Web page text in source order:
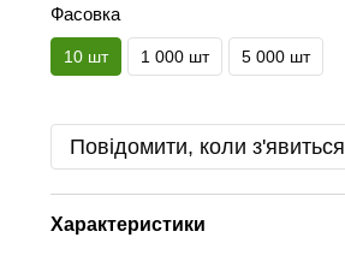
Фасовка
10 шт 1 000 шт 5 000 шт
Повідомити, коли з'явиться
Характеристики